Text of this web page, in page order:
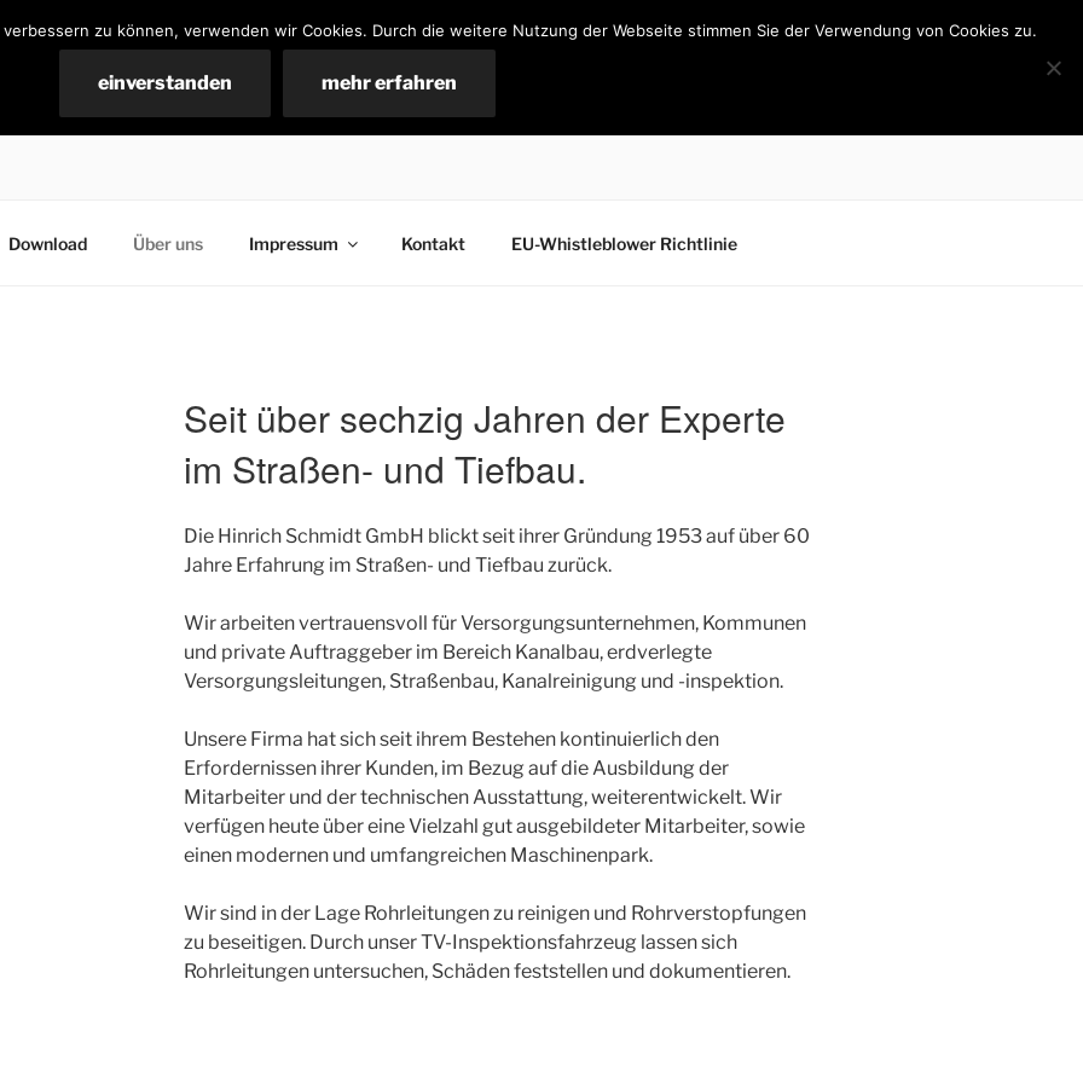
GMBH
Download Über uns Impressum Kontakt EU-Whistleblower Richtlinie
Seit über sechzig Jahren der Experte
im Straßen- und Tiefbau.
Die Hinrich Schmidt GmbH blickt seit ihrer Gründung 1953 auf über 60
Jahre Erfahrung im Straßen- und Tiefbau zurück.
Wir arbeiten vertrauensvoll für Versorgungsunternehmen, Kommunen
und private Auftraggeber im Bereich Kanalbau, erdverlegte
Versorgungsleitungen, Straßenbau, Kanalreinigung und -inspektion.
Unsere Firma hat sich seit ihrem Bestehen kontinuierlich den
Erfordernissen ihrer Kunden, im Bezug auf die Ausbildung der
Mitarbeiter und der technischen Ausstattung, weiterentwickelt. Wir
verfügen heute über eine Vielzahl gut ausgebildeter Mitarbeiter, sowie
einen modernen und umfangreichen Maschinenpark.
Wir sind in der Lage Rohrleitungen zu reinigen und Rohrverstopfungen
zu beseitigen. Durch unser TV-Inspektionsfahrzeug lassen sich
Rohrleitungen untersuchen, Schäden feststellen und dokumentieren.
zu können, verwenden wir Cookies. Durch die weitere Nutzung der Webseite stimmen Sie der Verwendung von Cookies zu.
einverstanden mehr erfahren